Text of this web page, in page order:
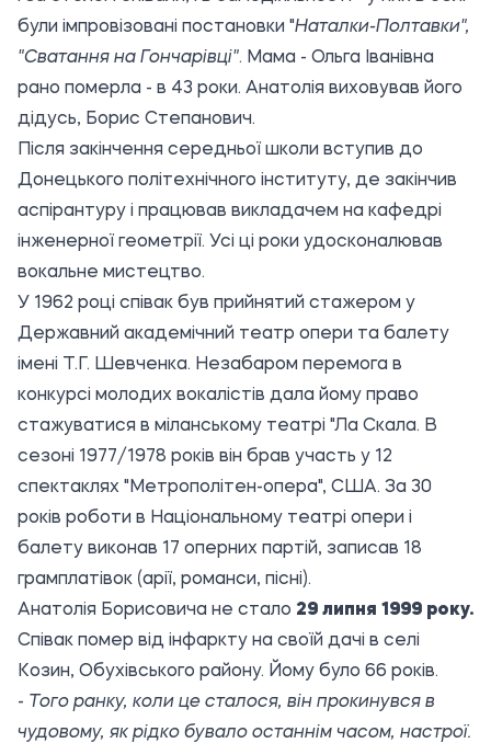
були імпровізовані постановки "Наталки-Полтавки",
"Сватання на Гончарiвцi". Мама - Ольга Іванівна
рано померла - в 43 роки. Анатолія виховував його
дідусь, Борис Степанович.
Після закінчення середньої школи вступив до
Донецького політехнічного інституту, де закінчив
аспірантуру і працював викладачем на кафедрі
інженерної геометрії. Усі ці роки удосконалював
вокальне мистецтво.
У 1962 році співак був прийнятий стажером у
Державний академічний театр опери та балету
імені Т.Г. Шевченка. Незабаром перемога в
конкурсі молодих вокалістів дала йому право
стажуватися в міланському театрі "Ла Скала. В
сезоні 1977/1978 років він брав участь у 12
спектаклях "Метрополітен-опера", США. За 30
років роботи в Національному театрі опери і
балету виконав 17 оперних партій, записав 18
грамплатівок (арії, романси, пісні).
Анатолія Борисовича не стало 29 липня 1999 року.
Співак помер від інфаркту на своїй дачі в селі
Козин, Обухівського району. Йому було 66 років.
- Того ранку, коли це сталося, він прокинувся в
чудовому, як рідко бувало останнім часом, настрої.